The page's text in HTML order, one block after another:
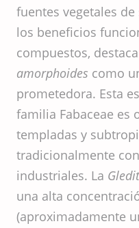
fuentes vegetales
los beneficios
compuestos,
amorphoides como
prometedora. Esta
familia Fabaceae es
templadas y
tradicionalmente
industriales. La
una alta
(aproximadamente